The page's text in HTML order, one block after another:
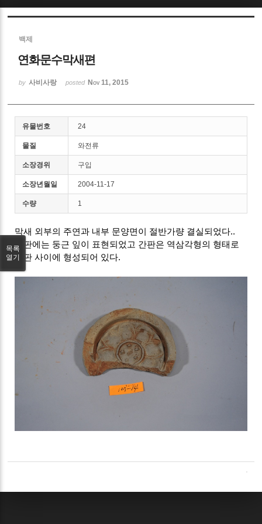
백제
연화문수막새편
by 사비사랑 posted Nov 11, 2015
유물번호 24
물질 와전류
소장경위 구입
소장년월일 2004-11-17
수량 1
막새 외부의 주연과 내부 문양면이 절반가량 결실되었다..
화판에는 둥근 잎이 표현되었고 간판은 역삼각형의 형태로
연판 사이에 형성되어 있다.
목록
열기
Sketchbook5, 스케치북5
Sketchbook5, 스케치북5